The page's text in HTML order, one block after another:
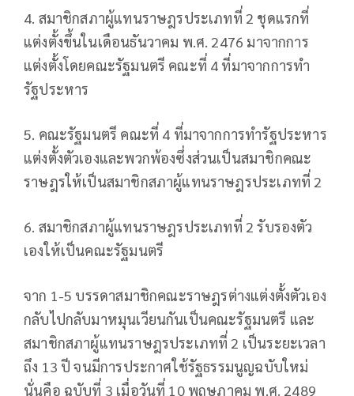
4. สมาชิกสภาผู้แทนราษฎรประเภทที่ 2 ชุดแรกที่
แต่งตั้งขึ้นในเดือนธันวาคม พ.ศ. 2476 มาจากการ
แต่งตั้งโดยคณะรัฐมนตรี คณะที่ 4 ที่มาจากการทำ
รัฐประหาร
5. คณะรัฐมนตรี คณะที่ 4 ที่มาจากการทำรัฐประหาร
แต่งตั้งตัวเองและพวกพ้องซึ่งส่วนเป็นสมาชิกคณะ
ราษฎรให้เป็นสมาชิกสภาผู้แทนราษฎรประเภทที่ 2
6. สมาชิกสภาผู้แทนราษฎรประเภทที่ 2 รับรองตัว
เองให้เป็นคณะรัฐมนตรี
จาก 1-5 บรรดาสมาชิกคณะราษฎรต่างแต่งตั้งตัวเอง
กลับไปกลับมาหมุนเวียนกันเป็นคณะรัฐมนตรี และ
สมาชิกสภาผู้แทนราษฎรประเภทที่ 2 เป็นระยะเวลา
ถึง 13 ปี จนมีการประกาศใช้รัฐธรรมนูญฉบับใหม่
นั่นคือ ฉบับที่ 3 เมื่อวันที่ 10 พฤษภาคม พ.ศ. 2489